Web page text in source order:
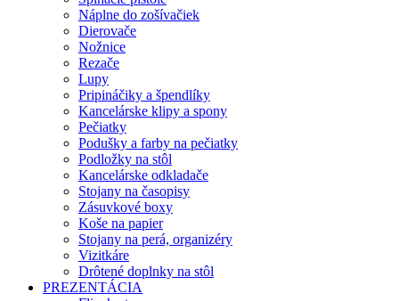
Náplne do zošívačiek
Dierovače
Nožnice
Rezače
Lupy
Pripináčiky a špendlíky
Kancelárske klipy a spony
Pečiatky
Podušky a farby na pečiatky
Podložky na stôl
Kancelárske odkladače
Stojany na časopisy
Zásuvkové boxy
Koše na papier
Stojany na perá, organizéry
Vizitkáre
Drôtené doplnky na stôl
PREZENTÁCIA